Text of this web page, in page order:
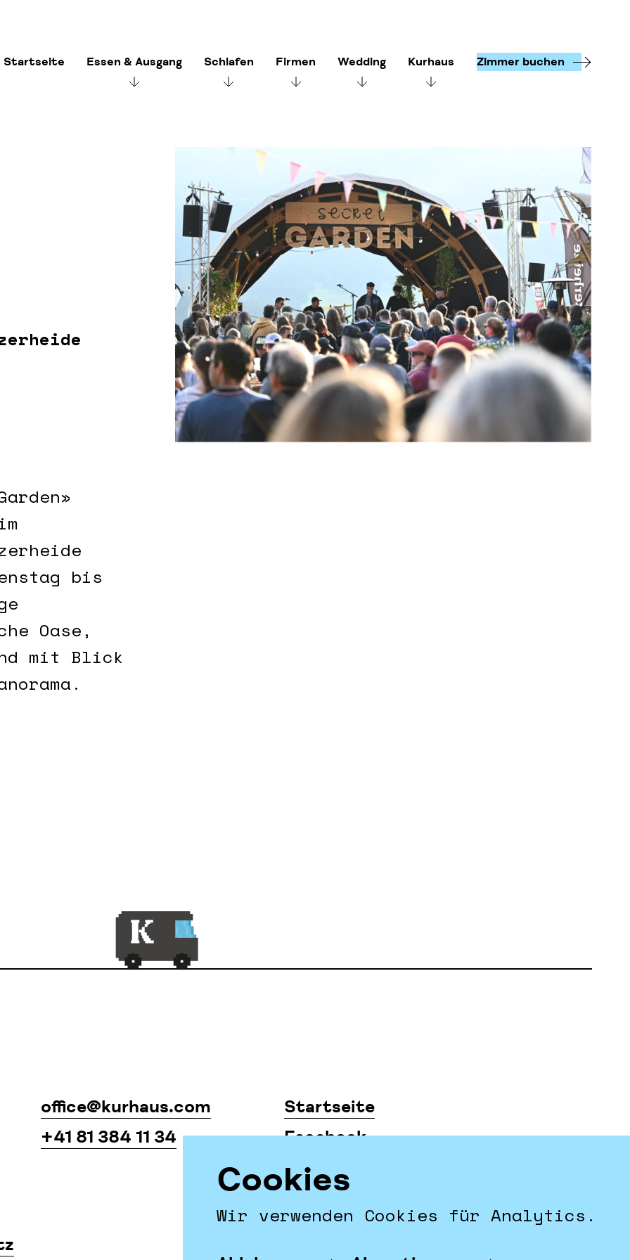
Startseite Essen & Ausgang Schlafen Firmen Wedding Kurhaus Zimmer buchen
bis
Oase,
mit Blick
office@kurhaus.com
+41 81 384 11 34
Startseite
Facebook
Instagram
Cookies
Wir verwenden Cookies für Analytics.